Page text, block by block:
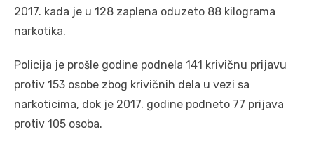
2017. kada je u 128 zaplena oduzeto 88 kilograma
narkotika.
Policija je prošle godine podnela 141 krivičnu prijavu
protiv 153 osobe zbog krivičnih dela u vezi sa
narkoticima, dok je 2017. godine podneto 77 prijava
protiv 105 osoba.